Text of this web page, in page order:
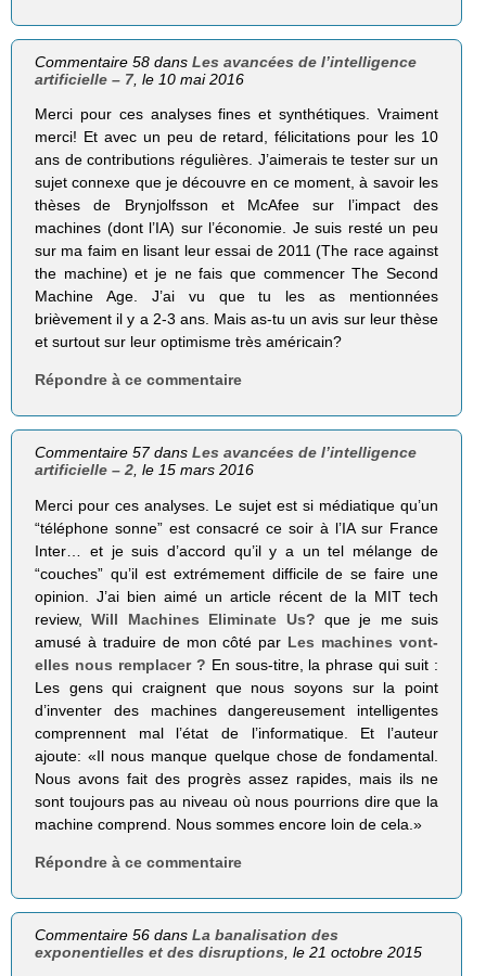
Commentaire 58 dansLes avancées de l’intelligence
artificielle – 7, le 10 mai 2016
Merci pour ces analyses fines et synthétiques. Vraiment
merci! Et avec un peu de retard, félicitations pour les 10
ans de contributions régulières. J’aimerais te tester sur un
sujet connexe que je découvre en ce moment, à savoir les
thèses de Brynjolfsson et McAfee sur l’impact des
machines (dont l’IA) sur l’économie. Je suis resté un peu
sur ma faim en lisant leur essai de 2011 (The race against
the machine) et je ne fais que commencer The Second
Machine Age. J’ai vu que tu les as mentionnées
brièvement il y a 2-3 ans. Mais as-tu un avis sur leur thèse
et surtout sur leur optimisme très américain?
Répondre à ce commentaire
Commentaire 57 dansLes avancées de l’intelligence
artificielle – 2, le 15 mars 2016
Merci pour ces analyses. Le sujet est si médiatique qu’un
“téléphone sonne” est consacré ce soir à l’IA sur France
Inter… et je suis d’accord qu’il y a un tel mélange de
“couches” qu’il est extrémement difficile de se faire une
opinion. J’ai bien aimé un article récent de la MIT tech
review,Will Machines Eliminate Us? que je me suis
amusé à traduire de mon côté par Les machines vont-
elles nous remplacer ? En sous-titre, la phrase qui suit :
Les gens qui craignent que nous soyons sur la point
d’inventer des machines dangereusement intelligentes
comprennent mal l’état de l’informatique. Et l’auteur
ajoute: «Il nous manque quelque chose de fondamental.
Nous avons fait des progrès assez rapides, mais ils ne
sont toujours pas au niveau où nous pourrions dire que la
machine comprend. Nous sommes encore loin de cela.»
Répondre à ce commentaire
Commentaire 56 dansLa banalisation des
exponentielles et des disruptions , le 21 octobre 2015